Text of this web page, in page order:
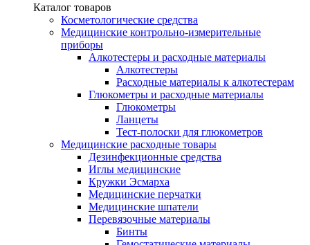
Каталог товаров
Косметологические средства
Медицинские контрольно-измерительные
приборы
Алкотестеры и расходные материалы
Алкотестеры
Расходные материалы к алкотестерам
Глюкометры и расходные материалы
Глюкометры
Ланцеты
Тест-полоски для глюкометров
Медицинские расходные товары
Дезинфекционные средства
Иглы медицинские
Кружки Эсмарха
Медицинские перчатки
Медицинские шпатели
Перевязочные материалы
Бинты